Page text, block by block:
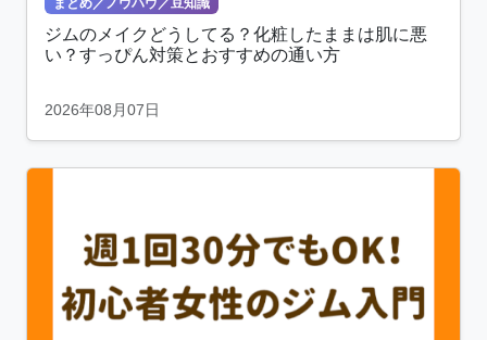
まとめ／ノウハウ／豆知識
ジムのメイクどうしてる？化粧したままは肌に悪
い？すっぴん対策とおすすめの通い方
2026年08月07日